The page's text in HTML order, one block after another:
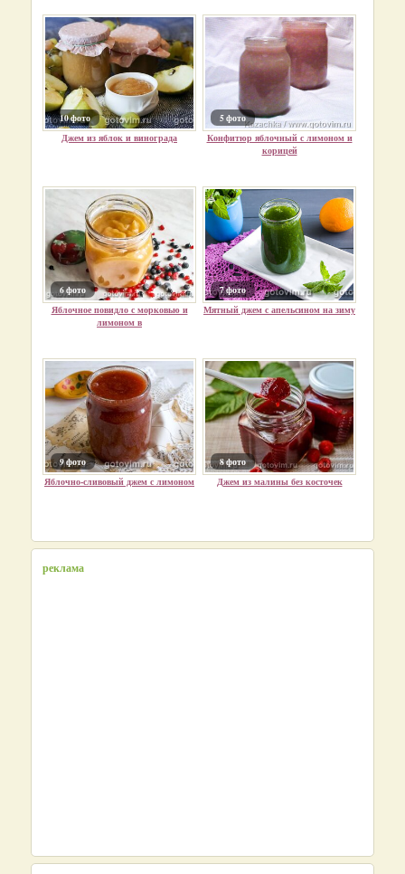
10 фото
Джем из яблок и винограда
5 фото
Конфитюр яблочный с лимоном и
корицей
6 фото
Яблочное повидло с морковью и
лимоном в
7 фото
Мятный джем с апельсином на зиму
9 фото
Яблочно-сливовый джем с лимоном
8 фото
Джем из малины без косточек
реклама